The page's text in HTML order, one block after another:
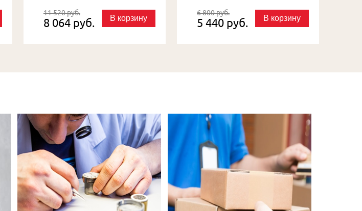
11 520 руб.
8 064 руб. В корзину
6 800 руб.
5 440 руб. В корзину